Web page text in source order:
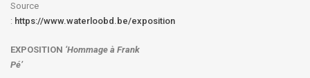
Source
: https://www.waterloobd.be/exposition
EXPOSITION ‘Hommage à Frank
Pé’